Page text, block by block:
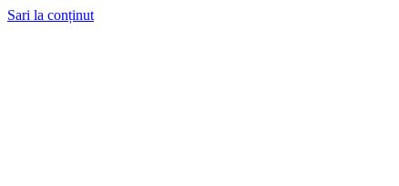
Sari la conținut